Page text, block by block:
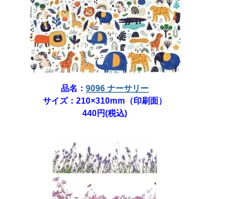
品名： 9096 ナーサリー
サイズ：210×310mm（印刷面）
440円(税込)